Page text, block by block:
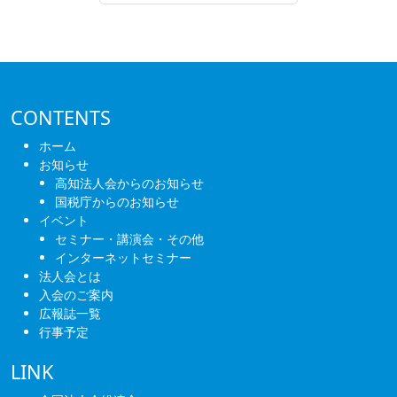
CONTENTS
ホーム
お知らせ
高知法人会からのお知らせ
国税庁からのお知らせ
イベント
セミナー・講演会・その他
インターネットセミナー
法人会とは
入会のご案内
広報誌一覧
行事予定
LINK